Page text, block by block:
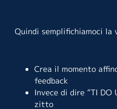
Quindi semplifichiamoci la
Crea il momento
feedback
Invece di dire “TI DO
zitto